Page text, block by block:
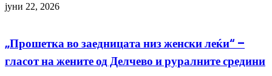
јуни 22, 2026
„Прошетка во заедницата низ женски леќи“ –
гласот на жените од Делчево и руралните средини